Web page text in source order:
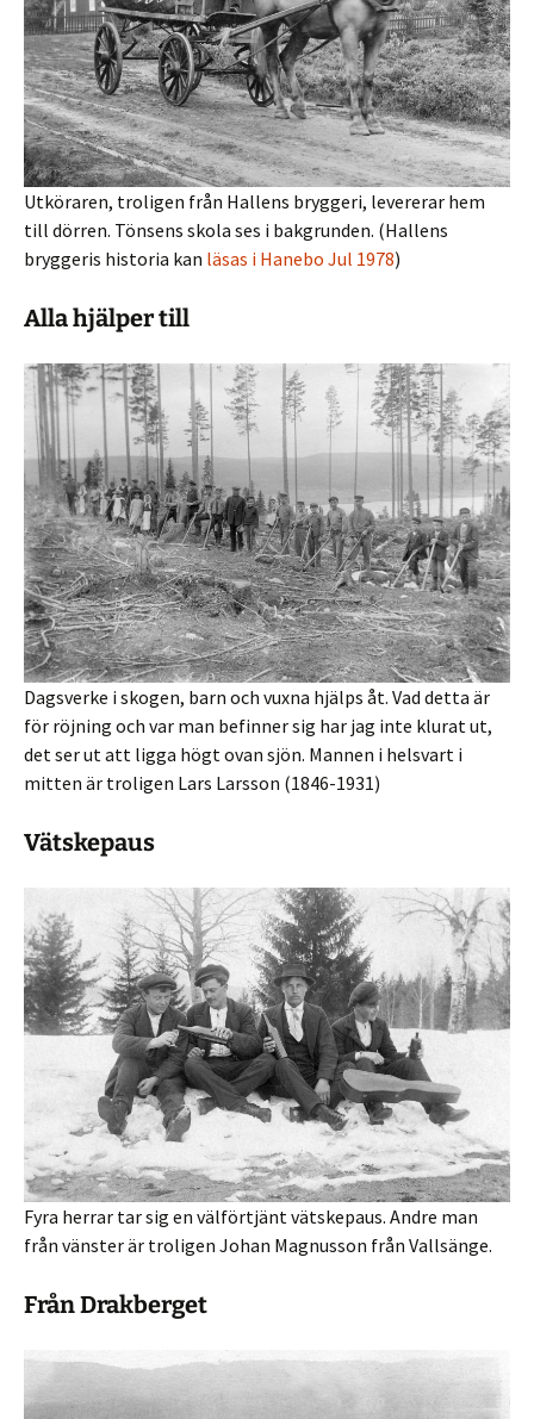
Utköraren, troligen från Hallens bryggeri, levererar hem
till dörren. Tönsens skola ses i bakgrunden. (Hallens
bryggeris historia kan läsas i Hanebo Jul 1978)
Alla hjälper till
Dagsverke i skogen, barn och vuxna hjälps åt. Vad detta är
för röjning och var man befinner sig har jag inte klurat ut,
det ser ut att ligga högt ovan sjön. Mannen i helsvart i
mitten är troligen Lars Larsson (1846-1931)
Vätskepaus
Fyra herrar tar sig en välförtjänt vätskepaus. Andre man
från vänster är troligen Johan Magnusson från Vallsänge.
Från Drakberget